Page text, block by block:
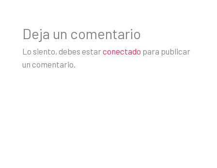
Deja un comentario
Lo siento, debes estarconectado para publicar
un comentario.